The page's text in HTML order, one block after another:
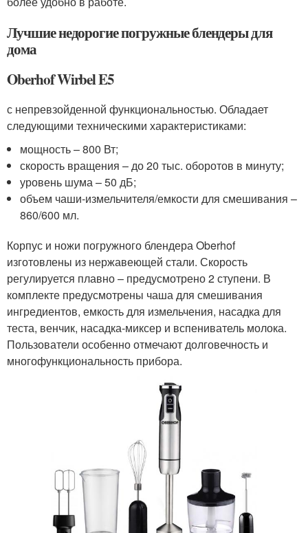
Лучшие недорогие погружные блендеры для
дома
Oberhof Wirbel E5
с непревзойденной функциональностью. Обладает
следующими техническими характеристиками:
мощность – 800 Вт;
скорость вращения – до 20 тыс. оборотов в минуту;
уровень шума – 50 дБ;
объем чаши-измельчителя/емкости для смешивания –
860/600 мл.
Корпус и ножи погружного блендера Oberhof
изготовлены из нержавеющей стали. Скорость
регулируется плавно – предусмотрено 2 ступени. В
комплекте предусмотрены чаша для смешивания
ингредиентов, емкость для измельчения, насадка для
теста, венчик, насадка-миксер и вспениватель молока.
Пользователи особенно отмечают долговечность и
многофункциональность прибора.